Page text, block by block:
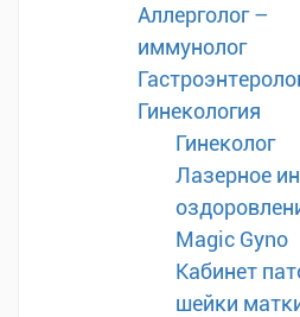
Аллерголог –
иммунолог
Гинекология
Гинеколог
Лазерное
Magic Gyno
Кабинет
шейки